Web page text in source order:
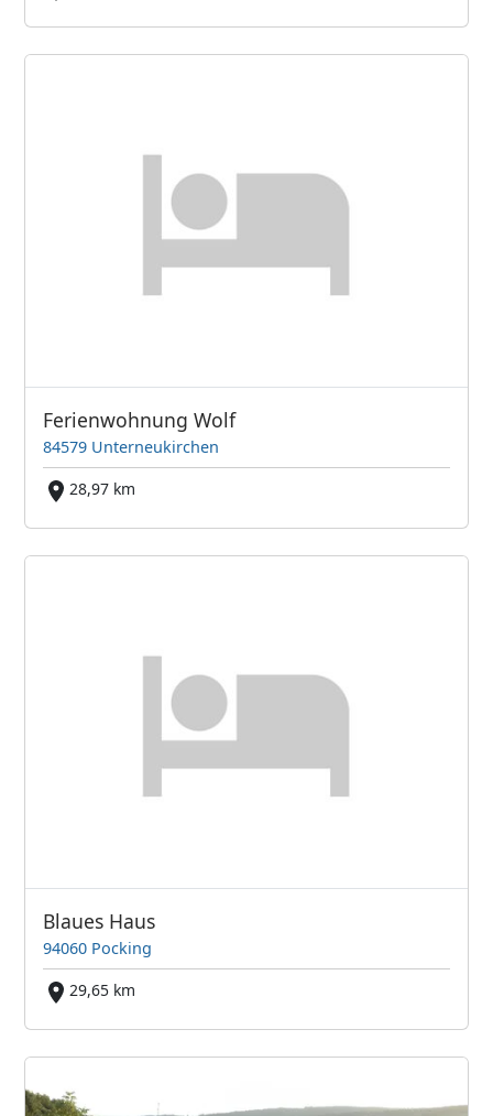
Ferienwohnung Wolf
84579 Unterneukirchen
28,97 km
Blaues Haus
94060 Pocking
29,65 km